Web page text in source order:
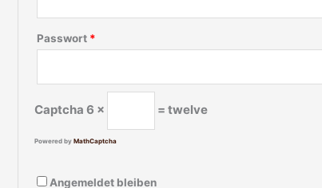
Passwort *
Captcha 6 × = twelve
Powered by MathCaptcha
Angemeldet bleiben